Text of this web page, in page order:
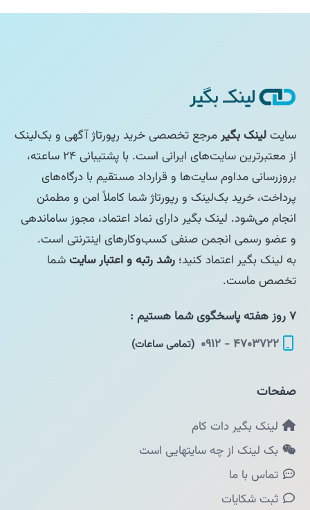
سایتلینک بگیرمرجع تخصصی خرید رپورتاژ آگهی و بک‌لینک
از معتبرترین سایت‌های ایرانی است. با پشتیبانی ۲۴ ساعته،
بروزرسانی مداوم سایت‌ها و قرارداد مستقیم با درگاه‌های
پرداخت، خرید بک‌لینک و رپورتاژ شما کاملاً امن و مطمئن
انجام می‌شود. لینک بگیر دارای نماد اعتماد، مجوز ساماندهی
و عضو رسمی انجمن صنفی کسب‌وکارهای اینترنتی است.
به لینک بگیر اعتماد کنید؛ رشد رتبه و اعتبار سایتشما
تخصص ماست.
۷ روز هفته پاسخگوی شما هستیم :
۴۷۰۳۷۲۲ - ۰۹۱۲
(تمامی ساعات)
صفحات
لینک بگیر دات کام
بک لینک از چه سایتهایی است
تماس با ما
ثبت شکایات